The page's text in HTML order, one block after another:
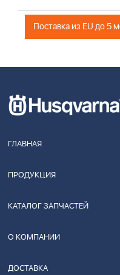
Поставка из EU до 5
ГЛАВНАЯ
ПРОДУКЦИЯ
КАТАЛОГ ЗАПЧАСТЕЙ
О КОМПАНИИ
ДОСТАВКА